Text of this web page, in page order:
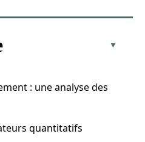
: une analyse des
quantitatifs